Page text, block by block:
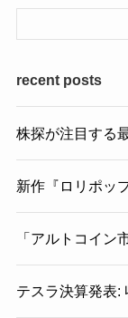
recent posts
株探が注目する
新作『ロリポッ
「アルトコイン
テスラ決算発表: